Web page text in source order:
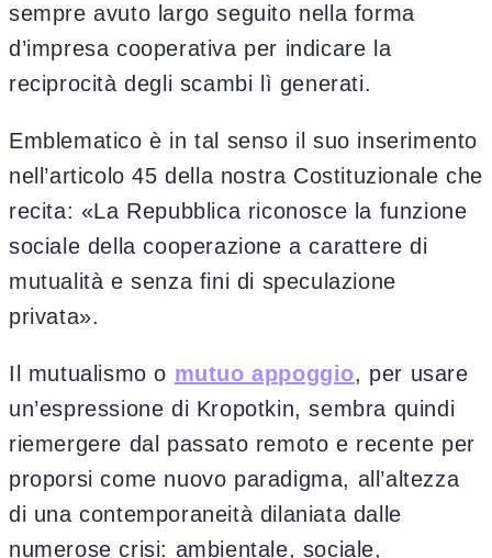
sempre avuto largo seguito nella forma
d’impresa cooperativa per indicare la
reciprocità degli scambi lì generati.
Emblematico è in tal senso il suo inserimento
nell’articolo 45 della nostra Costituzionale che
recita: «La Repubblica riconosce la funzione
sociale della cooperazione a carattere di
mutualità e senza fini di speculazione
privata».
Il mutualismo o mutuo appoggio, per usare
un’espressione di Kropotkin, sembra quindi
riemergere dal passato remoto e recente per
proporsi come nuovo paradigma, all’altezza
di una contemporaneità dilaniata dalle
numerose crisi: ambientale, sociale,